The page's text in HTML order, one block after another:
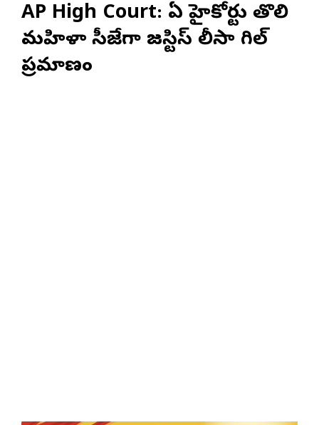
AP High Court: ఏపీ హైకోర్టు తొలి
మహిళా సీజేగా జస్టిస్ లీసా గిల్
ప్రమాణం